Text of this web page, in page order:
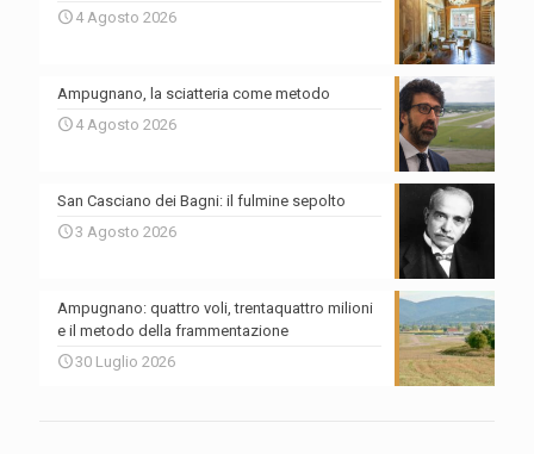
4 Agosto 2026
Ampugnano, la sciatteria come metodo
4 Agosto 2026
San Casciano dei Bagni: il fulmine sepolto
3 Agosto 2026
Ampugnano: quattro voli, trentaquattro milioni
e il metodo della frammentazione
30 Luglio 2026